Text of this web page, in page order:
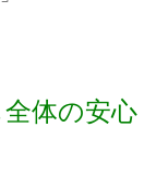
体の安心